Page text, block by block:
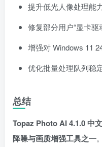
提升低光人像处理能
修复部分用户“显卡驱
增强对 Windows 11
优化批量处理队列稳
总结
Topaz Photo AI 4.1.0 中
降噪与画质增强工具之一。